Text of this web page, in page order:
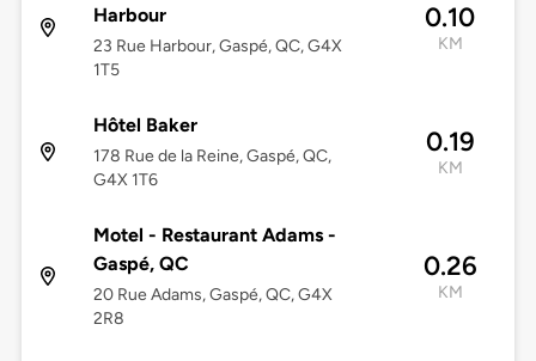
Harbour
23 Rue Harbour, Gaspé, QC, G4X
1T5
0.10
KM
Hôtel Baker
178 Rue de la Reine, Gaspé, QC,
G4X 1T6
0.19
KM
Motel - Restaurant Adams -
Gaspé, QC
20 Rue Adams, Gaspé, QC, G4X
2R8
0.26
KM